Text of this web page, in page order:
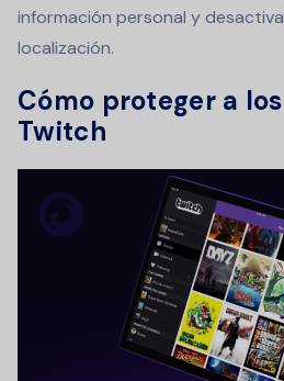
información personal y
localización.
Cómo proteger a
Twitch